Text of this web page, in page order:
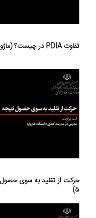
تفاوت PDIA در چیست؟ (ماژول ۴ – بخش ۲)
۵)